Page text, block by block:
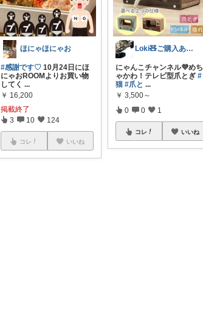
ほにゃほにゃお
#感謝です♡ 10月24日にほ
にゃおROOMよりお買い物
してく ...
￥ 16,200
掲載終了
3 10 124
コレ いいね
Loki🧸ご購入ありがとうございます
にゃんこチャンネル💜めち
ゃかわ！テレビ型爪とぎ#
猫 #爪と ...
￥ 3,500～
0 0 1
コレ いいね